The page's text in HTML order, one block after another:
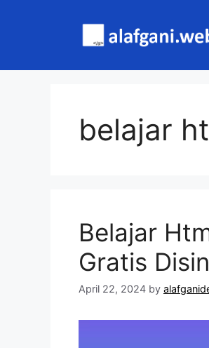
belajar
Belajar
Gratis
April 22, 2024 by